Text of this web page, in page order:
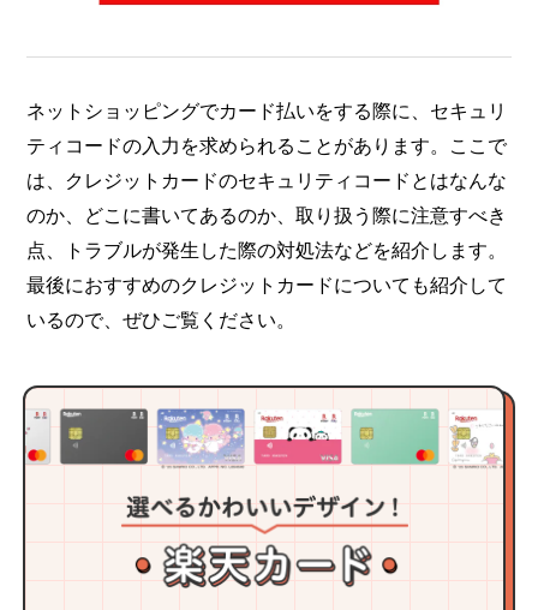
ネットショッピングでカード払いをする際に、セキュリ
ティコードの入力を求められることがあります。ここで
は、クレジットカードのセキュリティコードとはなんな
のか、どこに書いてあるのか、取り扱う際に注意すべき
点、トラブルが発生した際の対処法などを紹介します。
最後におすすめのクレジットカードについても紹介して
いるので、ぜひご覧ください。